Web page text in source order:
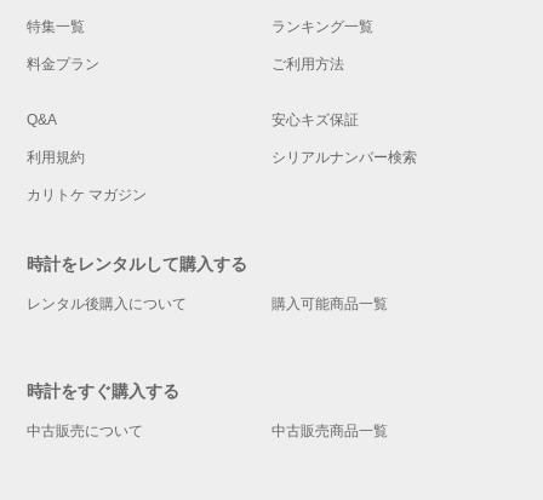
特集一覧 ランキング一覧
料金プラン ご利用方法
Q&A 安心キズ保証
利用規約 シリアルナンバー検索
カリトケ マガジン
時計をレンタルして購入する
レンタル後購入について 購入可能商品一覧
時計をすぐ購入する
中古販売について 中古販売商品一覧